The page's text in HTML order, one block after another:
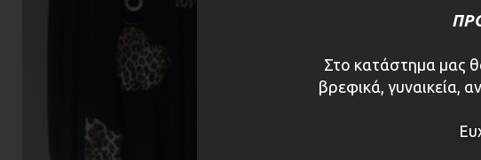
Στο κατάστημα μας
βρεφικά, γυναικεία,